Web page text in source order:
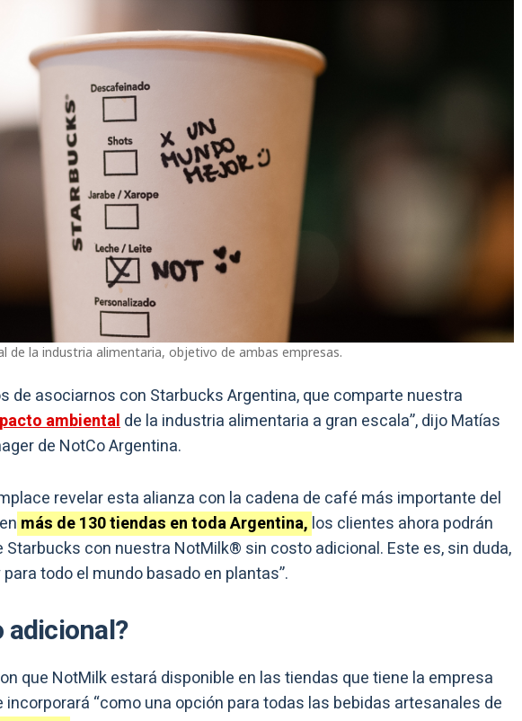
de la industria alimentaria, objetivo de ambas empresas.
de asociarnos con Starbucks Argentina, que comparte nuestra
ambientalde la industria alimentaria a gran escala”, dijo Matías
de NotCo Argentina.
revelar esta alianza con la cadena de café más importante del
más de 130 tiendas en toda Argentina, los clientes ahora podrán
con nuestra NotMilk® sin costo adicional. Este es, sin duda,
todo el mundo basado en plantas”.
adicional?
que NotMilk estará disponible en las tiendas que tiene la empresa
incorporará “como una opción para todas las bebidas artesanales de